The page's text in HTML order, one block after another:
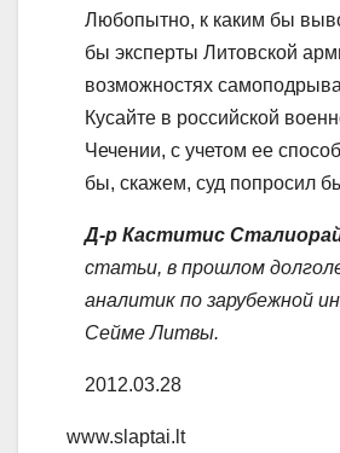
Любопытно, к каким бы
бы эксперты Литовской
возможностях
Кусайте в российской
Чечении, с учетом ее
бы, скажем, суд попросил
Д-р Каститис
статьи, в прошлом
аналитик по зарубежной
Сейме Литвы.
2012.03.28
www.slaptai.lt